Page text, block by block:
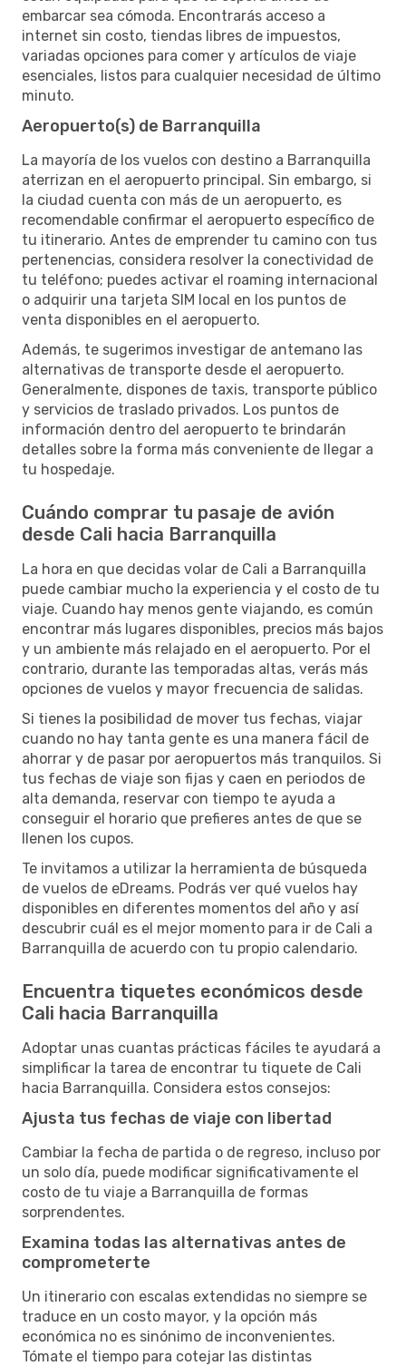
embarcar sea cómoda. Encontrarás acceso a
internet sin costo, tiendas libres de impuestos,
variadas opciones para comer y artículos de viaje
esenciales, listos para cualquier necesidad de último
minuto.
Aeropuerto(s) de Barranquilla
La mayoría de los vuelos con destino a Barranquilla
aterrizan en el aeropuerto principal. Sin embargo, si
la ciudad cuenta con más de un aeropuerto, es
recomendable confirmar el aeropuerto específico de
tu itinerario. Antes de emprender tu camino con tus
pertenencias, considera resolver la conectividad de
tu teléfono; puedes activar el roaming internacional
o adquirir una tarjeta SIM local en los puntos de
venta disponibles en el aeropuerto.
Además, te sugerimos investigar de antemano las
alternativas de transporte desde el aeropuerto.
Generalmente, dispones de taxis, transporte público
y servicios de traslado privados. Los puntos de
información dentro del aeropuerto te brindarán
detalles sobre la forma más conveniente de llegar a
tu hospedaje.
Cuándo comprar tu pasaje de avión
desde Cali hacia Barranquilla
La hora en que decidas volar de Cali a Barranquilla
puede cambiar mucho la experiencia y el costo de tu
viaje. Cuando hay menos gente viajando, es común
encontrar más lugares disponibles, precios más bajos
y un ambiente más relajado en el aeropuerto. Por el
contrario, durante las temporadas altas, verás más
opciones de vuelos y mayor frecuencia de salidas.
Si tienes la posibilidad de mover tus fechas, viajar
cuando no hay tanta gente es una manera fácil de
ahorrar y de pasar por aeropuertos más tranquilos. Si
tus fechas de viaje son fijas y caen en periodos de
alta demanda, reservar con tiempo te ayuda a
conseguir el horario que prefieres antes de que se
llenen los cupos.
Te invitamos a utilizar la herramienta de búsqueda
de vuelos de eDreams. Podrás ver qué vuelos hay
disponibles en diferentes momentos del año y así
descubrir cuál es el mejor momento para ir de Cali a
Barranquilla de acuerdo con tu propio calendario.
Encuentra tiquetes económicos desde
Cali hacia Barranquilla
Adoptar unas cuantas prácticas fáciles te ayudará a
simplificar la tarea de encontrar tu tiquete de Cali
hacia Barranquilla. Considera estos consejos:
Ajusta tus fechas de viaje con libertad
Cambiar la fecha de partida o de regreso, incluso por
un solo día, puede modificar significativamente el
costo de tu viaje a Barranquilla de formas
sorprendentes.
Examina todas las alternativas antes de
comprometerte
Un itinerario con escalas extendidas no siempre se
traduce en un costo mayor, y la opción más
económica no es sinónimo de inconvenientes.
Tómate el tiempo para cotejar las distintas